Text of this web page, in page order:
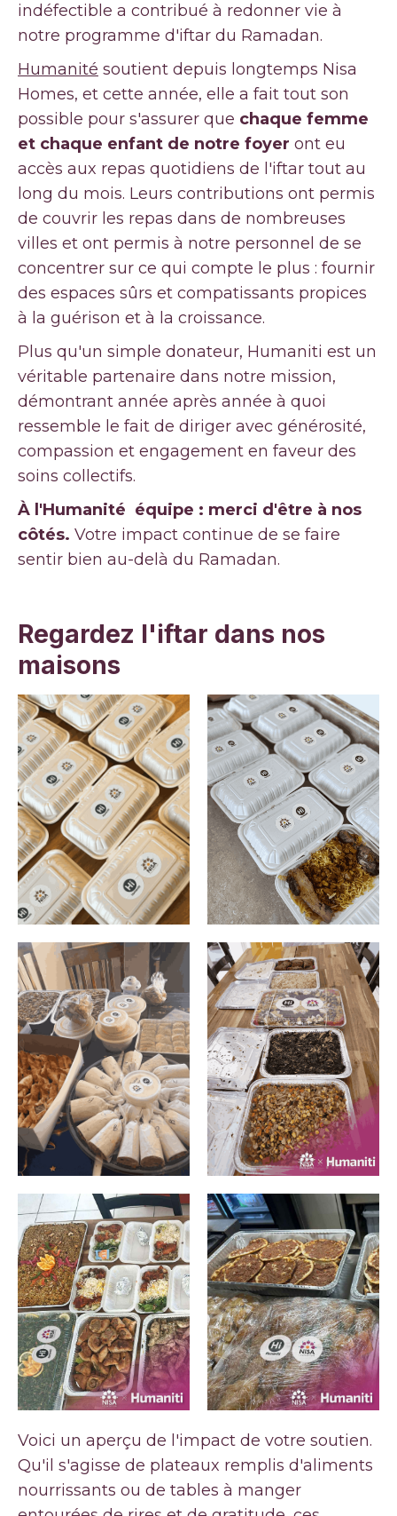
indéfectible a contribué à redonner vie à
notre programme d'iftar du Ramadan.
Humanité soutient depuis longtemps Nisa
Homes, et cette année, elle a fait tout son
possible pour s'assurer que chaque femme
et chaque enfant de notre foyer ont eu
accès aux repas quotidiens de l'iftar tout au
long du mois. Leurs contributions ont permis
de couvrir les repas dans de nombreuses
villes et ont permis à notre personnel de se
concentrer sur ce qui compte le plus : fournir
des espaces sûrs et compatissants propices
à la guérison et à la croissance.
Plus qu'un simple donateur, Humaniti est un
véritable partenaire dans notre mission,
démontrant année après année à quoi
ressemble le fait de diriger avec générosité,
compassion et engagement en faveur des
soins collectifs.
À l'Humanité équipe : merci d'être à nos
côtés. Votre impact continue de se faire
sentir bien au-delà du Ramadan.
Regardez l'iftar dans nos
maisons
Voici un aperçu de l'impact de votre soutien.
Qu'il s'agisse de plateaux remplis d'aliments
nourrissants ou de tables à manger